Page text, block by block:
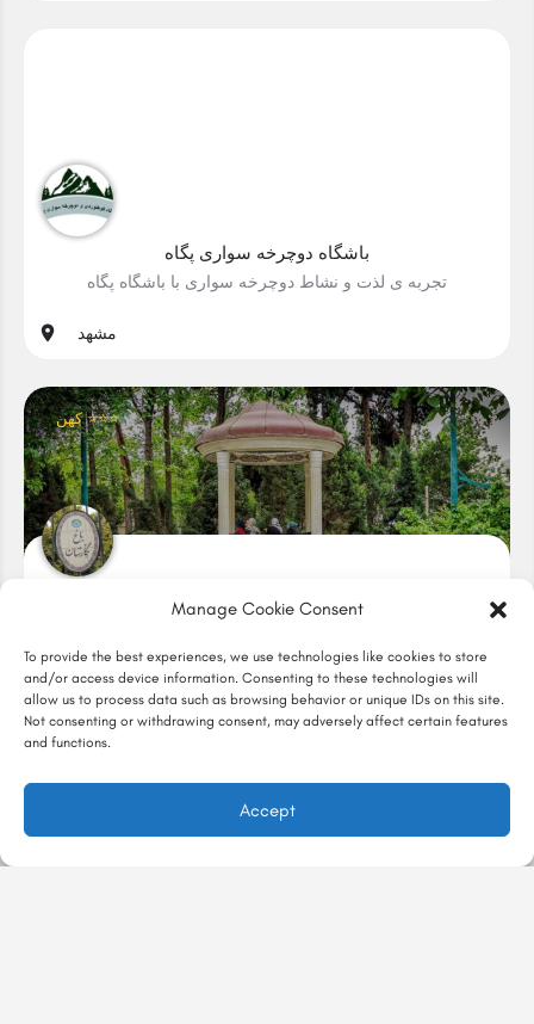
Manage Cookie Consent
To provide the best experiences, we use technologies like cookies to store
and/or access device information. Consenting to these technologies will
allow us to process data such as browsing behavior or unique IDs on this site.
Not consenting or withdrawing consent, may adversely affect certain features
and functions.
Accept
باشگاه دوچرخه سواری پگاه
تجربه ی لذت و نشاط دوچرخه سواری با باشگاه پگاه
مشهد
باغی تاریخی در قلب تهران
#آرامش, #اصالت, #بکر, #قدمت
کهن ⭐⭐⭐
تهران